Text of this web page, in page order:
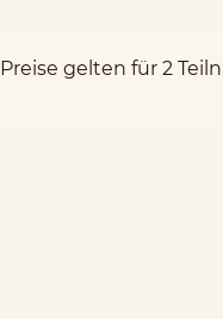
Preise gelten für 2